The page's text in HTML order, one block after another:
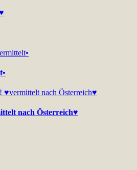
nach Österreich♥